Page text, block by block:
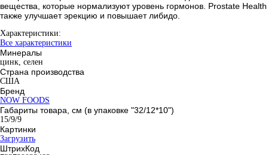
вещества, которые нормализуют уровень гормонов. Prostate Health
также улучшает эрекцию и повышает либидо.
Характеристики:
Все характеристики
Минералы
цинк, селен
Страна производства
США
Бренд
NOW FOODS
Габариты товара, см (в упаковке "32/12*10")
15/9/9
Картинки
Загрузить
ШтрихКод